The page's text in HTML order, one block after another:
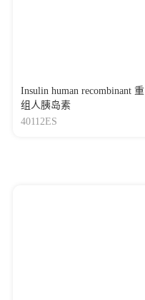
Insulin human recombinant 重
组人胰岛素
40112ES